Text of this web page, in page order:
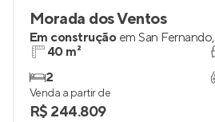
Morada dos Ventos
Em construção em San Fernando,
40 m²
2
Venda a partir de
R$ 244.809